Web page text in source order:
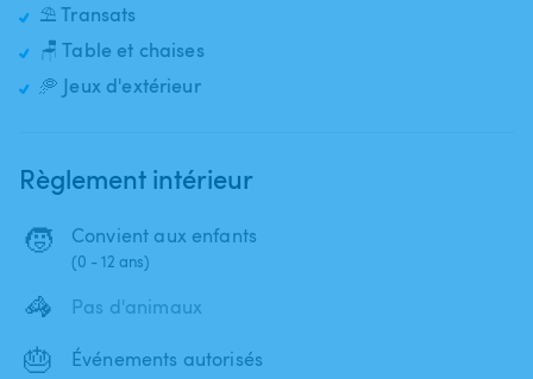
⛱️ Transats
🪑 Table et chaises
🥏 Jeux d'extérieur
Règlement intérieur
🧒 Convient aux enfants
(0 - 12 ans)
🦓 Pas d'animaux
🎂 Événements autorisés